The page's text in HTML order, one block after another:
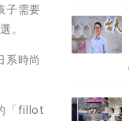
子需要
。
系時尚
「fillot